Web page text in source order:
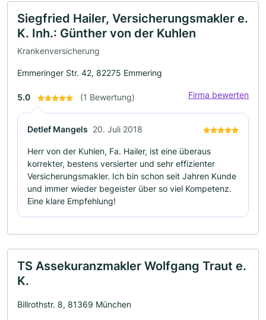
Siegfried Hailer, Versicherungsmakler e.
K. Inh.: Günther von der Kuhlen
Krankenversicherung
Emmeringer Str. 42, 82275 Emmering
5.0 (1 Bewertung) Firma bewerten
Detlef Mangels 20. Juli 2018
Herr von der Kuhlen, Fa. Hailer, ist eine überaus
korrekter, bestens versierter und sehr effizienter
Versicherungsmakler. Ich bin schon seit Jahren Kunde
und immer wieder begeister über so viel Kompetenz.
Eine klare Empfehlung!
TS Assekuranzmakler Wolfgang Traut e.
K.
Billrothstr. 8, 81369 München